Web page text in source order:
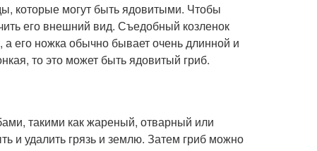
которые могут быть ядовитыми. Чтобы
его внешний вид. Съедобный козленок
его ножка обычно бывает очень длинной и
то это может быть ядовитый гриб.
такими как жареный, отварный или
и удалить грязь и землю. Затем гриб можно